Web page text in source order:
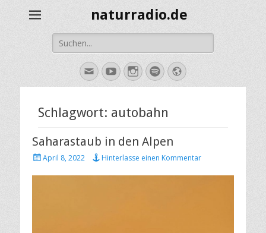
naturradio.de
Suche
nach:
E-
Mail
YouTubeInstagram
SpotifyWebsite
Schlagwort: autobahn
Saharastaub in den Alpen
Veröffentlicht
April 8, 2022 Hinterlasse einen Kommentar